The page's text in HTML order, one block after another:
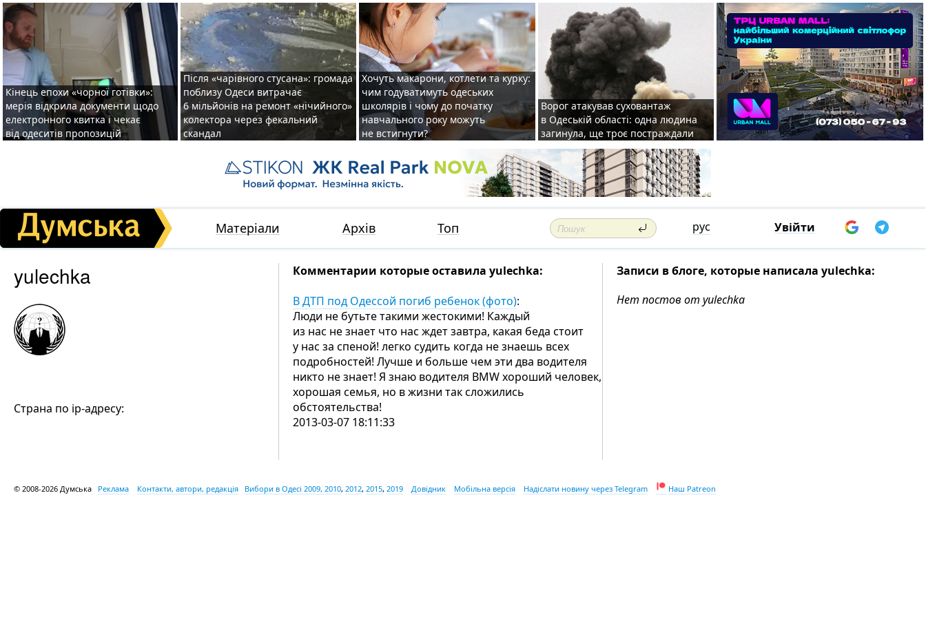
Кінець епохи «чорної готівки»:
мерія відкрила документи щодо
електронного квитка і чекає
від одеситів пропозицій
Після «чарівного стусана»: громада
поблизу Одеси витрачає
6 мільйонів на ремонт «нічийного»
колектора через фекальний
скандал
Хочуть макарони, котлети та курку:
чим годуватимуть одеських
школярів і чому до початку
навчального року можуть
не встигнути?
Ворог атакував суховантаж
в Одеській області: одна людина
загинула, ще троє постраждали
Матеріали Архів Топ рус Увійти
yulechka
Страна по ip-адресу:
Комментарии которые оставила yulechka:
В ДТП под Одессой погиб ребенок (фото):
Люди не бутьте такими жестокими! Каждый
из нас не знает что нас ждет завтра, какая беда стоит
у нас за спеной! легко судить когда не знаешь всех
подробностей! Лучше и больше чем эти два водителя
никто не знает! Я знаю водителя BMW хороший человек,
хорошая семья, но в жизни так сложились
обстоятельства!
2013-03-07 18:11:33
Записи в блоге, которые написала yulechka:
Нет постов от yulechka
© 2008-2026 Думська Реклама Контакти, автори, редакція Вибори в Одесі 2009, 2010, 2012, 2015, 2019 Довідник Мобільна версія Надіслати новину через Telegram Наш Patreon